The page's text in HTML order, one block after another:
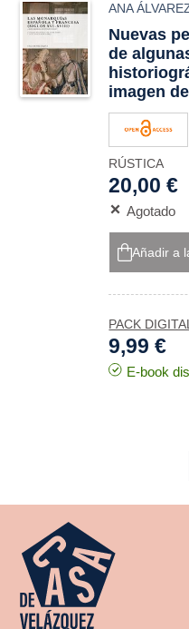
ANA
Nuevas
de
imagen
RÚSTICA
20,00 €
Agotado
Añadir a
PACK
9,99 €
E-book